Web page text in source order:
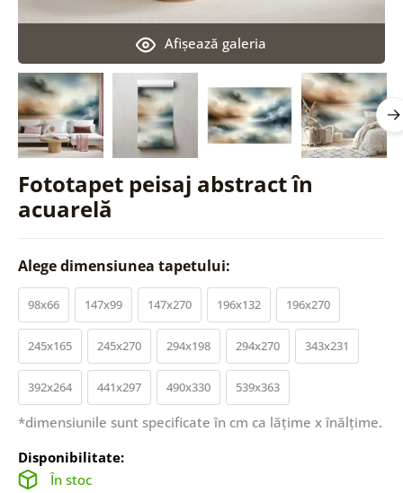
Fototapet peisaj abstract în
acuarelă
Afişează galeria
Alege dimensiunea tapetului:
98x66 147x99 147x270 196x132 196x270
245x165 245x270 294x198 294x270 343x231
392x264 441x297 490x330 539x363
*dimensiunile sunt specificate în cm ca lățime x înălțime.
Disponibilitate:
În stoc